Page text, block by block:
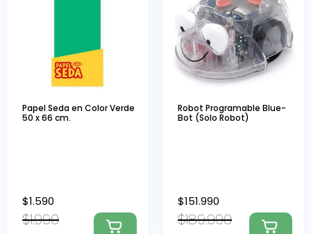
Papel Seda en Color Verde
50 x 66 cm.
$1.990
$1.590
Robot Programable Blue-
Bot (Solo Robot)
$189.990
$151.990